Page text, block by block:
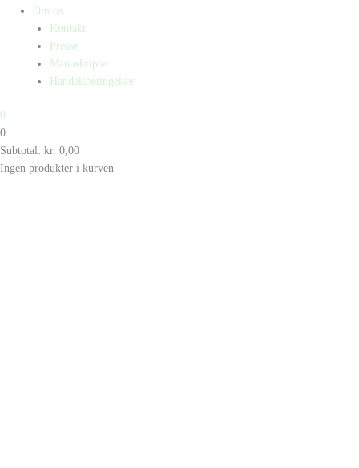
Om os
Kontakt
Presse
Manuskripter
Handelsbetingelser
0
0
Subtotal: kr. 0,00
Ingen produkter i kurven